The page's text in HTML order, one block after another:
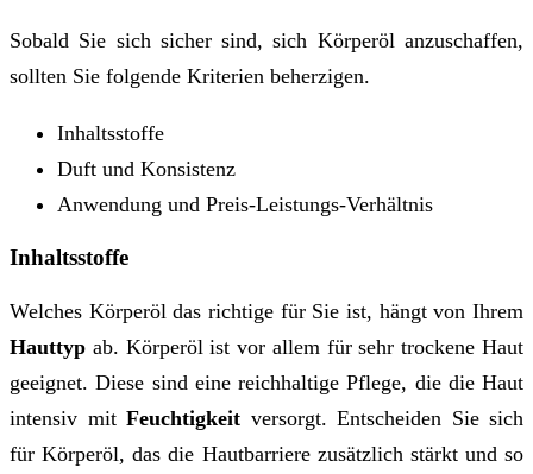
Sobald Sie sich sicher sind, sich Körperöl anzuschaffen,
sollten Sie folgende Kriterien beherzigen.
Inhaltsstoffe
Duft und Konsistenz
Anwendung und Preis-Leistungs-Verhältnis
Inhaltsstoffe
Welches Körperöl das richtige für Sie ist, hängt von Ihrem
Hauttyp ab. Körperöl ist vor allem für sehr trockene Haut
geeignet. Diese sind eine reichhaltige Pflege, die die Haut
intensiv mit Feuchtigkeit versorgt. Entscheiden Sie sich
für Körperöl, das die Hautbarriere zusätzlich stärkt und so